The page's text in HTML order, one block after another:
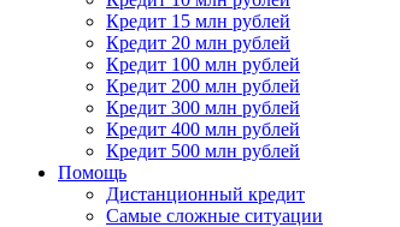
Кредит 15 млн рублей
Кредит 20 млн рублей
Кредит 100 млн рублей
Кредит 200 млн рублей
Кредит 300 млн рублей
Кредит 400 млн рублей
Кредит 500 млн рублей
Помощь
Дистанционный кредит
Самые сложные ситуации